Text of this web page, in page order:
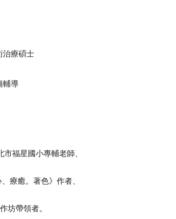
治療碩士
輔導
福星國小專輔老師、
療癒。著色》作者、
坊帶領者。